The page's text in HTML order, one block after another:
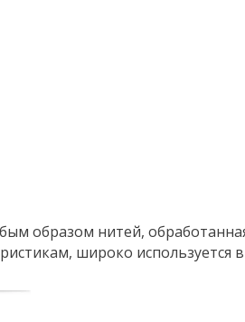
образом нитей,
широко используется